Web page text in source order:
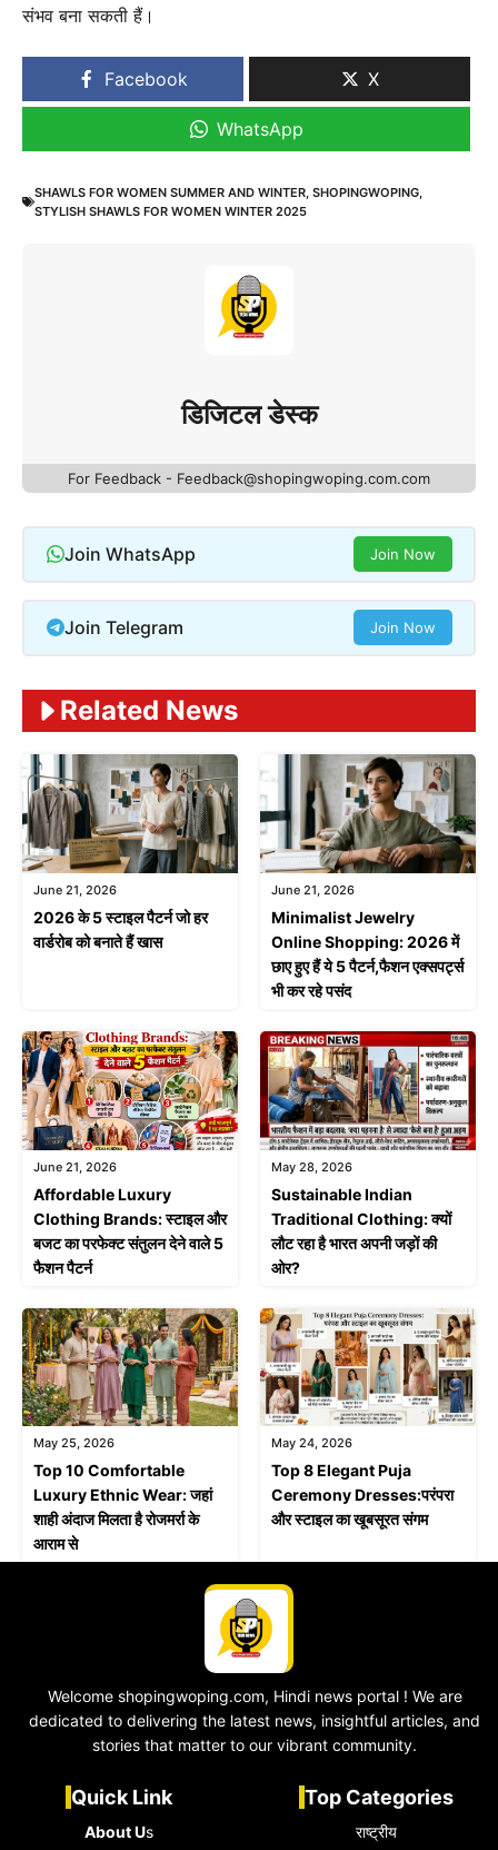
संभव बना सकती हैं।
Facebook X
WhatsApp
SHAWLS FOR WOMEN SUMMER AND WINTER SHOPINGWOPING
STYLISH SHAWLS FOR WOMEN WINTER 2025
डिजिटल डेस्क
For Feedback - Feedback@shopingwoping.com.com
Join WhatsApp Join Now
Join Telegram Join Now
Related News
June 21, 2026
2026 के 5 स्टाइल पैटर्न जो हर
वार्डरोब को बनाते हैं खास
June 21, 2026
Minimalist Jewelry
Online Shopping: 2026 में
छाए हुए हैं ये 5 पैटर्न,फैशन एक्सपर्ट्स
भी कर रहे पसंद
June 21, 2026
Affordable Luxury
Clothing Brands: स्टाइल और
बजट का परफेक्ट संतुलन देने वाले 5
फैशन पैटर्न
May 28, 2026
Sustainable Indian
Traditional Clothing: क्यों
लौट रहा है भारत अपनी जड़ों की
ओर?
May 25, 2026
Top 10 Comfortable
Luxury Ethnic Wear: जहां
शाही अंदाज मिलता है रोजमर्रा के
आराम से
May 24, 2026
Top 8 Elegant Puja
Ceremony Dresses:परंपरा
और स्टाइल का खूबसूरत संगम
Welcome shopingwoping.com, Hindi news portal ! We are
dedicated to delivering the latest news, insightful articles, and
stories that matter to our vibrant community.
Quick Link
About Us
Top Categories
राष्ट्रीय